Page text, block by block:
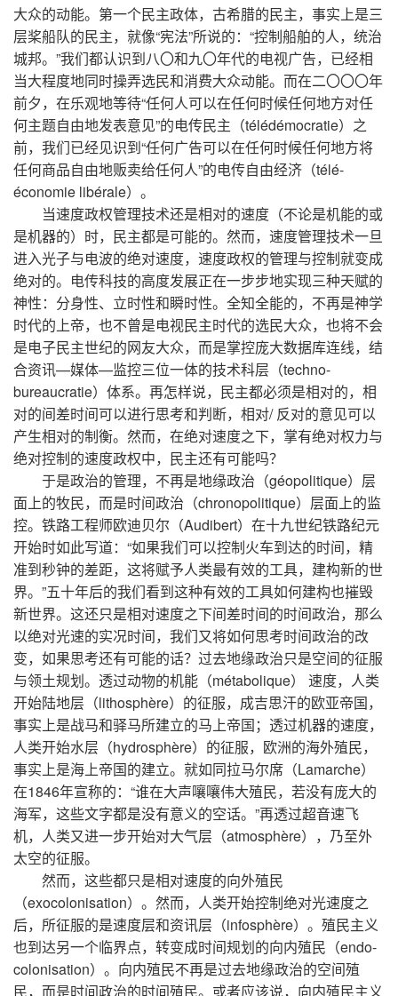
大众的动能。第一个民主政体，古希腊的民主，事实上是三
层桨船队的民主，就像“宪法”所说的：“控制船舶的人，统治
城邦。”我们都认识到八〇和九〇年代的电视广告，已经相
当大程度地同时操弄选民和消费大众动能。而在二〇〇〇年
前夕，在乐观地等待“任何人可以在任何时候任何地方对任
何主题自由地发表意见”的电传民主（télédémocratie）之
前，我们已经见识到“任何广告可以在任何时候任何地方将
任何商品自由地贩卖给任何人”的电传自由经济（télé-
économie libérale）。
当速度政权管理技术还是相对的速度（不论是机能的或
是机器的）时，民主都是可能的。然而，速度管理技术一旦
进入光子与电波的绝对速度，速度政权的管理与控制就变成
绝对的。电传科技的高度发展正在一步步地实现三种天赋的
神性：分身性、立时性和瞬时性。全知全能的，不再是神学
时代的上帝，也不曾是电视民主时代的选民大众，也将不会
是电子民主世纪的网友大众，而是掌控庞大数据库连线，结
合资讯—媒体—监控三位一体的技术科层（techno-
bureaucratie）体系。再怎样说，民主都必须是相对的，相
对的间差时间可以进行思考和判断，相对/ 反对的意见可以
产生相对的制衡。然而，在绝对速度之下，掌有绝对权力与
绝对控制的速度政权中，民主还有可能吗？
于是政治的管理，不再是地缘政治（géopolitique）层
面上的牧民，而是时间政治（chronopolitique）层面上的监
控。铁路工程师欧迪贝尔（Audibert）在十九世纪铁路纪元
开始时如此写道：“如果我们可以控制火车到达的时间，精
准到秒钟的差距，这将赋予人类最有效的工具，建构新的世
界。”五十年后的我们看到这种有效的工具如何建构也摧毁
新世界。这还只是相对速度之下间差时间的时间政治，那么
以绝对光速的实况时间，我们又将如何思考时间政治的改
变，如果思考还有可能的话？过去地缘政治只是空间的征服
与领土规划。透过动物的机能（métabolique） 速度，人类
开始陆地层（lithosphère）的征服，成吉思汗的欧亚帝国，
事实上是战马和驿马所建立的马上帝国；透过机器的速度，
人类开始水层（hydrosphère）的征服，欧洲的海外殖民，
事实上是海上帝国的建立。就如同拉马尔席（Lamarche）
在1846年宣称的：“谁在大声嚷嚷伟大殖民，若没有庞大的
海军，这些文字都是没有意义的空话。”再透过超音速飞
机，人类又进一步开始对大气层（atmosphère），乃至外
太空的征服。
然而，这些都只是相对速度的向外殖民
（exocolonisation）。然而，人类开始控制绝对光速度之
后，所征服的是速度层和资讯层（infosphère）。殖民主义
也到达另一个临界点，转变成时间规划的向内殖民（endo-
colonisation）。向内殖民不再是过去地缘政治的空间殖
民，而是时间政治的时间殖民。或者应该说，向内殖民主义